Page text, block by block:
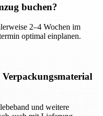
buchen?
2–4 Wochen im
optimal einplanen.
und weitere